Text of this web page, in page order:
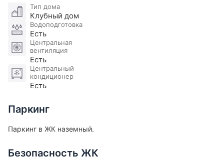
дворе. В доме находится один из самых культовых
ресторанов Москвы.
​​​​​​​Участник ассоциации AREA.
Тип дома
Клубный дом
Водоподготовка
Есть
Центральная
вентиляция
Есть
Центральный
кондиционер
Есть
Паркинг
Паркинг в ЖК наземный.
Безопасность ЖК